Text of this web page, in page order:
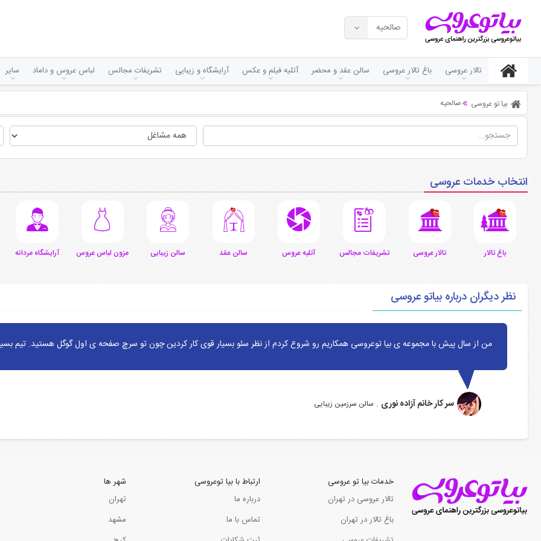
صالحیه
تالار عروسی باغ تالار عروسی سالن عقد و محضر آتلیه فیلم و عکس آرایشگاه و زیبایی تشریفات مجالس لباس عروس و داماد سایر
بیا تو عروسی صالحیه
انتخاب خدمات عروسی
باغ تالار تالار عروسی تشریفات مجالس آتلیه عروس سالن عقد سالن زیبایی مزون لباس عروس آرایشگاه مردانه
نظر دیگران درباره بیاتو عروسی
من از سال پیش با مجموعه ی بیا توعروسی همکاریم رو شروع کردم از نظر سئو بسیار قوی کار کردین چون تو سرچ صفحه ی اول گوگل هستید. تیم
سر کار خانم آزاده نوری . سالن سرزمین زیبایی
خدمات بیا تو عروسی
تالار عروسی در تهران
باغ تالار در تهران
ارتباط با بیا توعروسی
درباره ما
تماس با ما
شهر ها
تهران
مشهد